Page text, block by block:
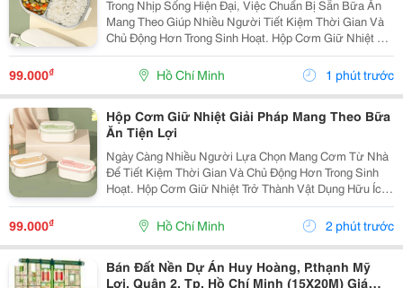
Trong Nhịp Sống Hiện Đại, Việc Chuẩn Bị Sẵn Bữa Ăn
Mang Theo Giúp Nhiều Người Tiết Kiệm Thời Gian Và
Chủ Động Hơn Trong Sinh Hoạt. Hộp Cơm Giữ Nhiệt Là
Lựa Chọn Tiện Lợi Dành Cho Những Ai Muốn Mang
Theo Cơm Đến Trường, Nơi Làm Việc Hoặc Sử Dụng
Trong...
99.000₫ Hồ Chí Minh 1 phút trước
Hộp Cơm Giữ Nhiệt Giải Pháp Mang Theo Bữa
Ăn Tiện Lợi
Ngày Càng Nhiều Người Lựa Chọn Mang Cơm Từ Nhà
Để Tiết Kiệm Thời Gian Và Chủ Động Hơn Trong Sinh
Hoạt. Hộp Cơm Giữ Nhiệt Trở Thành Vật Dụng Hữu Ích,
Giúp Việc Chuẩn Bị Bữa Ăn Hằng Ngày Trở Nên Đơn
Giản Và Phù Hợp Với Nhiều Nhu Cầu Sử Dụng Khác
Nhau....
99.000₫ Hồ Chí Minh 2 phút trước
Bán Đất Nền Dự Án Huy Hoàng, P.thạnh Mỹ
Lợi, Quận 2, Tp. Hồ Chí Minh (15X20M) Giá